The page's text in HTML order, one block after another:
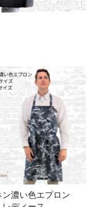
ン濃い色エプロン